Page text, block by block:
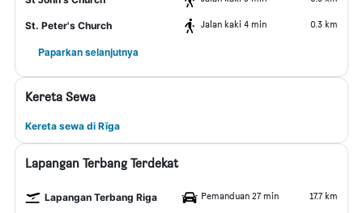
St. Peter's Church Jalan kaki 4 min 0.3 km
Paparkan selanjutnya
Kereta Sewa
Kereta sewa di Rīga
Lapangan Terbang Terdekat
Lapangan Terbang Riga Pemanduan 27 min 17.7 km